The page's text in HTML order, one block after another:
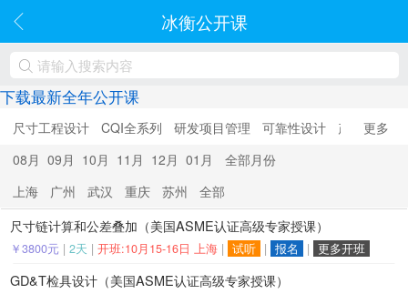
冰衡公开课
下载最新全年公开课
尺寸工程设计 CQI全系列 研发项目管理 可靠性设计 产品优化设
更多
08月 09月 10月 11月 12月 01月
全部月份
上海
广州 武汉 重庆 苏州 全部
尺寸链计算和公差叠加（美国ASME认证高级专家授课）
￥3800元 | 2天 | 开班:10月15-16日 上海 | 试听 | 报名 | 更多开班
GD&T检具设计（美国ASME认证高级专家授课）